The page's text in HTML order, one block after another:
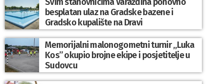
besplatan ulaz na Gradske bazene i
Gradsko kupalište na Dravi
Memorijalni malonogometni turnir „Luka
Kos” okupio brojne ekipe i posjetitelje u
Sudovcu